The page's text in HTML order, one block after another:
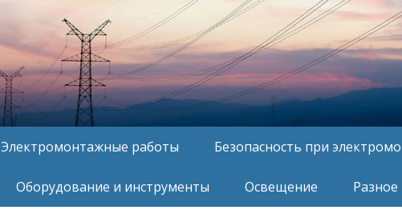
Электромонтажные работы Безопасность при
Оборудование и инструменты Освещение Разное